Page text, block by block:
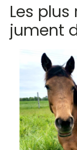
Les
jument